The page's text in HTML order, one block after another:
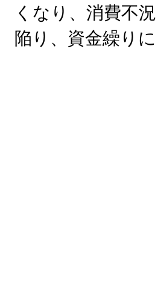
くなり、消費不
陥り、資金繰り